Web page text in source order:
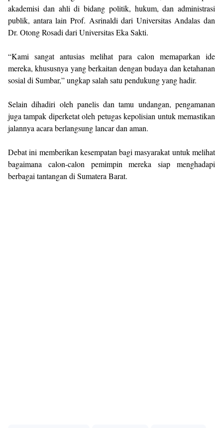
akademisi dan ahli di bidang politik, hukum, dan administrasi
publik, antara lain Prof. Asrinaldi dari Universitas Andalas dan
Dr. Otong Rosadi dari Universitas Eka Sakti.
“Kami sangat antusias melihat para calon memaparkan ide
mereka, khususnya yang berkaitan dengan budaya dan ketahanan
sosial di Sumbar,” ungkap salah satu pendukung yang hadir.
Selain dihadiri oleh panelis dan tamu undangan, pengamanan
juga tampak diperketat oleh petugas kepolisian untuk memastikan
jalannya acara berlangsung lancar dan aman.
Debat ini memberikan kesempatan bagi masyarakat untuk melihat
bagaimana calon-calon pemimpin mereka siap menghadapi
berbagai tantangan di Sumatera Barat.